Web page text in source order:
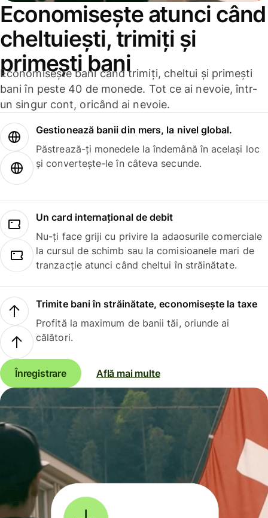
Economisește atunci când
cheltuiești, trimiți și
primești bani
Economisește bani când trimiți, cheltui și primești
bani în peste 40 de monede. Tot ce ai nevoie, într-
un singur cont, oricând ai nevoie.
Gestionează banii din mers, la nivel global.
Păstrează-ți monedele la îndemână în același loc
și convertește-le în câteva secunde.
Un card internațional de debit
Nu-ți face griji cu privire la adaosurile comerciale
la cursul de schimb sau la comisioanele mari de
tranzacție atunci când cheltui în străinătate.
Trimite bani în străinătate, economisește la taxe
Profită la maximum de banii tăi, oriunde ai
călători.
Înregistrare Află mai multe